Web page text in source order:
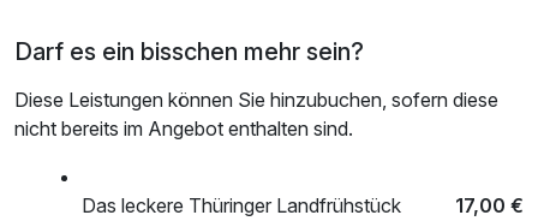
um sich wieder einmal ganz bewusst Zeit füreinander zu
nehmen – dieser romantische Kurzurlaub schafft
Darf es ein bisschen mehr sein?
Diese Leistungen können Sie hinzubuchen, sofern diese
nicht bereits im Angebot enthalten sind.
Das leckere Thüringer Landfrühstück 17,00 €